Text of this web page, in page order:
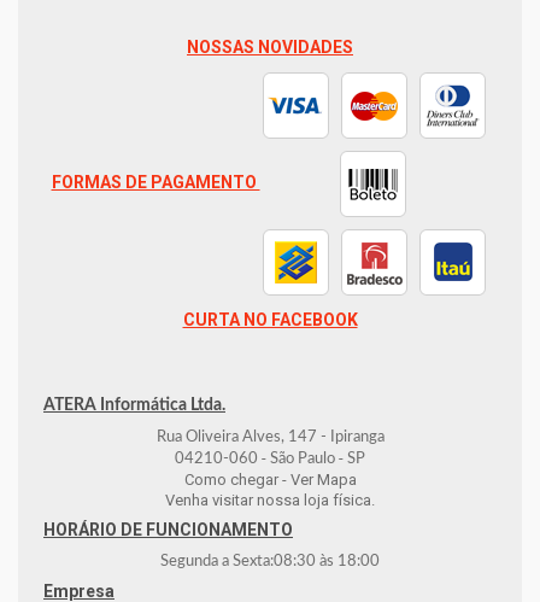
NOSSAS NOVIDADES
FORMAS DE PAGAMENTO
CURTA NO FACEBOOK
ATERA Informática Ltda.
Rua Oliveira Alves, 147 - Ipiranga
04210-060 - São Paulo - SP
Como chegar - Ver Mapa
Venha visitar nossa loja física.
HORÁRIO DE FUNCIONAMENTO
Segunda a Sexta:08:30 às 18:00
Empresa